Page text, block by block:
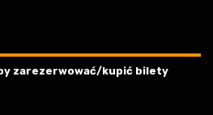
zarezerwować/kupić bilety